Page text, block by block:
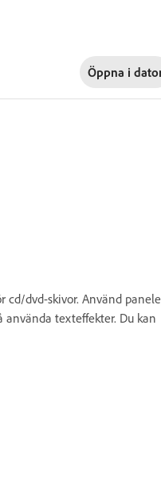
Öppna i
cd/dvd-skivor. Använd
texteffekter. Du kan